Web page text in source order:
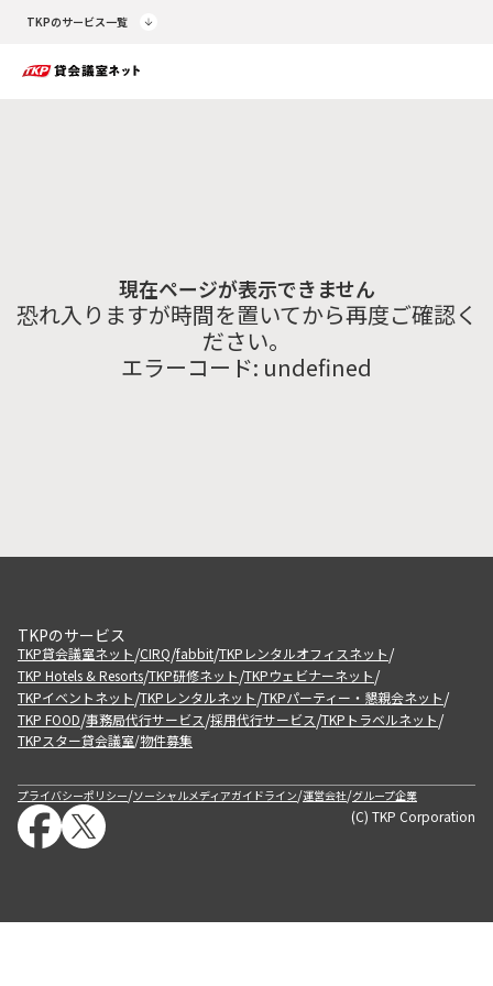
TKPのサービス一覧
現在ページが表示できません
恐れ入りますが時間を置いてから再度ご確認く
ださい。
エラーコード: undefined
TKPのサービス
TKP貸会議室ネット/CIRQ/fabbit/TKPレンタルオフィスネット/
TKP Hotels & Resorts/TKP研修ネット/TKPウェビナーネット/
TKPイベントネット/TKPレンタルネット/TKPパーティー・懇親会ネット/
TKP FOOD/事務局代行サービス/採用代行サービス/TKPトラベルネット/
TKPスター貸会議室/物件募集
プライバシーポリシー/ソーシャルメディアガイドライン/運営会社/グループ企業
(C) TKP Corporation